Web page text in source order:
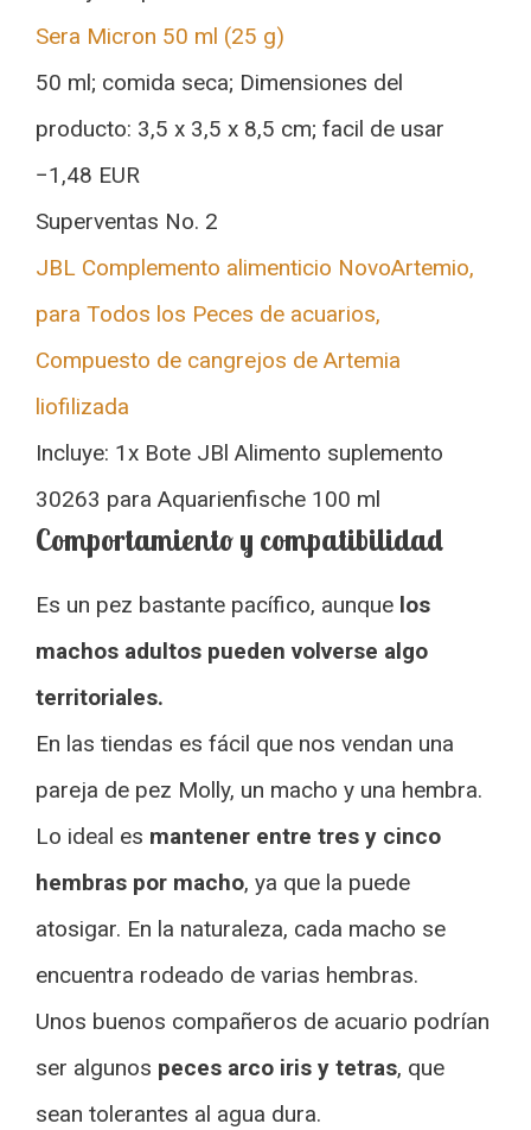
Sera Micron 50 ml (25 g)
50 ml; comida seca; Dimensiones del
producto: 3,5 x 3,5 x 8,5 cm; facil de usar
−1,48 EUR
Superventas No. 2
JBL Complemento alimenticio NovoArtemio,
para Todos los Peces de acuarios,
Compuesto de cangrejos de Artemia
liofilizada
Incluye: 1x Bote JBl Alimento suplemento
30263 para Aquarienfische 100 ml
Comportamiento y compatibilidad
Es un pez bastante pacífico, aunque los
machos adultos pueden volverse algo
territoriales.
En las tiendas es fácil que nos vendan una
pareja de pez Molly, un macho y una hembra.
Lo ideal es mantener entre tres y cinco
hembras por macho, ya que la puede
atosigar. En la naturaleza, cada macho se
encuentra rodeado de varias hembras.
Unos buenos compañeros de acuario podrían
ser algunos peces arco iris y tetras, que
sean tolerantes al agua dura.